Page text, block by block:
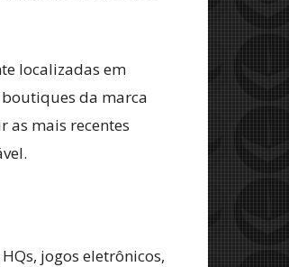
localizadas em
da marca
as mais recentes
jogos eletrônicos,